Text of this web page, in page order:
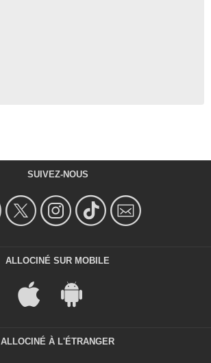
SUIVEZ-NOUS
ALLOCINÉ SUR MOBILE
ALLOCINÉ À L'ÉTRANGER